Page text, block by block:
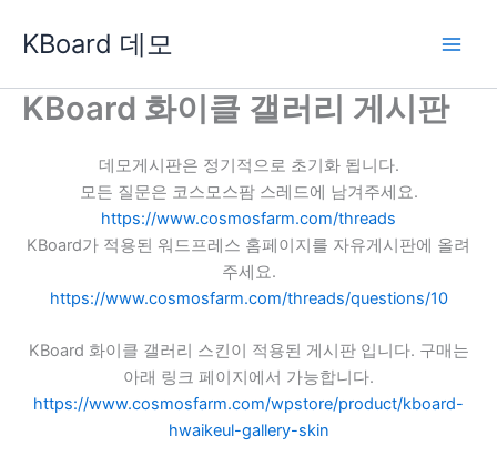
로
KBoard 데모
KBoard 화이클 갤러리 게시판
데모게시판은 정기적으로 초기화 됩니다.
모든 질문은 코스모스팜 스레드에 남겨주세요.
https://www.cosmosfarm.com/threads
KBoard가 적용된 워드프레스 홈페이지를 자유게시판에 올려
주세요.
https://www.cosmosfarm.com/threads/questions/10
KBoard 화이클 갤러리 스킨이 적용된 게시판 입니다. 구매는
아래 링크 페이지에서 가능합니다.
https://www.cosmosfarm.com/wpstore/product/kboard-
hwaikeul-gallery-skin